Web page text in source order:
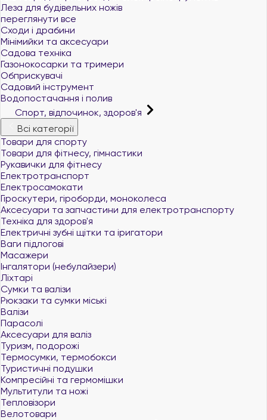
Леза для будівельних ножів
переглянути все
Сходи і драбини
Мінімийки та аксесуари
Садова техніка
Газонокосарки та тримери
Обприскувачі
Садовий інструмент
Водопостачання і полив
Спорт, відпочинок, здоров'я
Всі категорії
Товари для спорту
Товари для фітнесу, гімнастики
Рукавички для фітнесу
Електротранспорт
Електросамокати
Гіроскутери, гіроборди, моноколеса
Аксесуари та запчастини для електротранспорту
Техніка для здоров'я
Електричні зубні щітки та іригатори
Ваги підлогові
Масажери
Інгалятори (небулайзери)
Ліхтарі
Сумки та валізи
Рюкзаки та сумки міські
Валізи
Парасолі
Аксесуари для валіз
Туризм, подорожі
Термосумки, термобокси
Туристичні подушки
Компресійні та гермомішки
Мультитули та ножі
Тепловізори
Велотовари